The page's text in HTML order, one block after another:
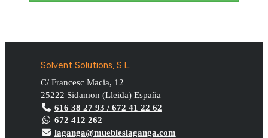
Solvent Solutions, S.L.
C/ Francesc Macia, 12
25222 Sidamon (Lleida) España
616 38 27 93 / 672 41 22 62
672 412 262
laganga@muebleslaganga.com